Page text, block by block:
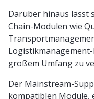
Darüber hinaus lässt
Chain-Modulen wie
großem Umfang zu
Der Mainstream-
kompatiblen Module,